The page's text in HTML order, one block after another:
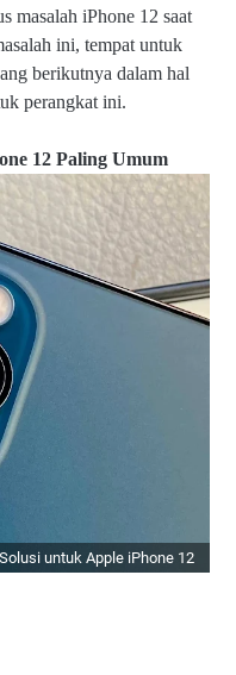
masalah iPhone 12 saat
ini, tempat untuk
berikutnya dalam hal
perangkat ini.
12 Paling Umum
untuk Apple iPhone 12